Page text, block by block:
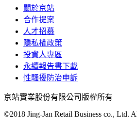
關於京站
合作提案
人才招募
隱私權政策
投資人專區
永續報告書下載
性騷擾防治申訴
京站實業股份有限公司版權所有
©2018 Jing-Jan Retail Business co., Ltd.